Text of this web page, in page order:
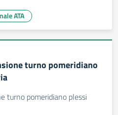
ATA
turno pomeridiano
turno pomeridiano plessi